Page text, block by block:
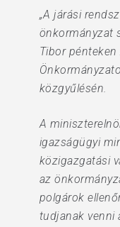
„A járási
önkormányzat
Tibor
közgyűlésén.
A
igazságügyi
közigazgatási
az
polgárok
tudjanak venni